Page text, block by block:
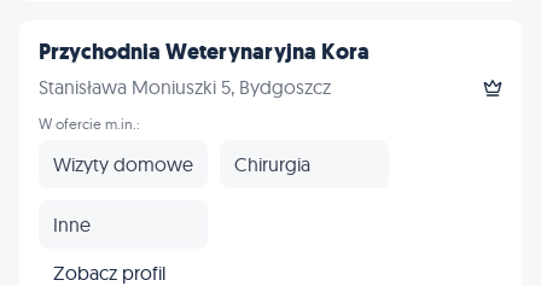
Przychodnia Weterynaryjna Kora
Stanisława Moniuszki 5, Bydgoszcz
W ofercie m.in.:
Wizyty domowe Chirurgia
Inne
Zobacz profil